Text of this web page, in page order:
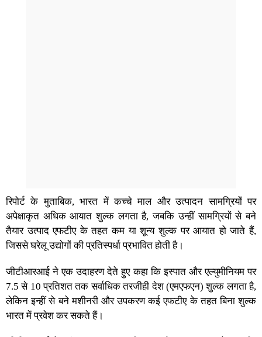
रिपोर्ट के मुताबिक, भारत में कच्चे माल और उत्पादन सामग्रियों पर
अपेक्षाकृत अधिक आयात शुल्क लगता है, जबकि उन्हीं सामग्रियों से बने
तैयार उत्पाद एफटीए के तहत कम या शून्य शुल्क पर आयात हो जाते हैं,
जिससे घरेलू उद्योगों की प्रतिस्पर्धा प्रभावित होती है।
जीटीआरआई ने एक उदाहरण देते हुए कहा कि इस्पात और एल्युमीनियम पर
7.5 से 10 प्रतिशत तक सर्वाधिक तरजीही देश (एमएफएन) शुल्क लगता है,
लेकिन इन्हीं से बने मशीनरी और उपकरण कई एफटीए के तहत बिना शुल्क
भारत में प्रवेश कर सकते हैं।